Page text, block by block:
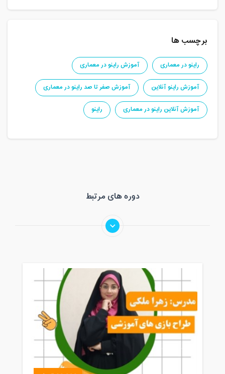
برچسب ها
راینو در معماری
آموزش راینو در معماری
آموزش راینو آنلاین
آموزش صفر تا صد راینو در معماری
آموزش آنلاین راینو در معماری
راینو
دوره های مرتبط